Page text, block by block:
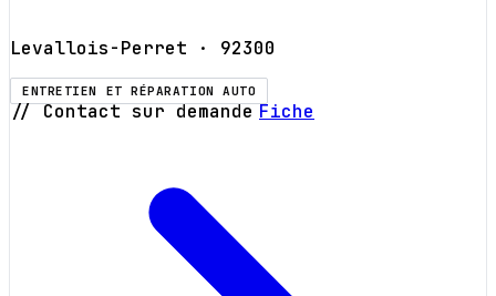
Levallois-Perret · 92300
ENTRETIEN ET RÉPARATION AUTO
// Contact sur demande Fiche